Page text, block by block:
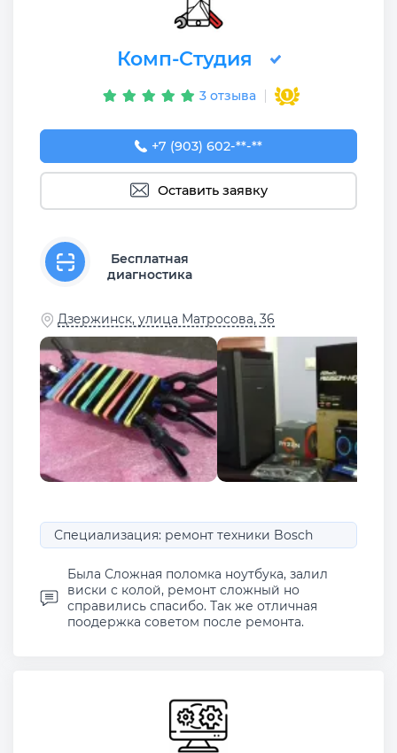
Комп-Студия
3 отзыва
+7 (903) 602-20-24
+7 (903) 602-**-**
Оставить заявку
Бесплатная
диагностика
Дзержинск, улица Матросова, 36
Специализация: ремонт техники Bosch
Была Сложная поломка ноутбука, залил
виски с колой, ремонт сложный но
справились спасибо. Так же отличная
поодержка советом после ремонта.